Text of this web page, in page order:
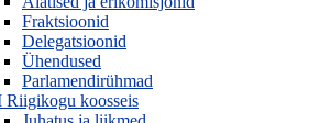
Fraktsioonid
Delegatsioonid
Ühendused
Parlamendirühmad
koosseis